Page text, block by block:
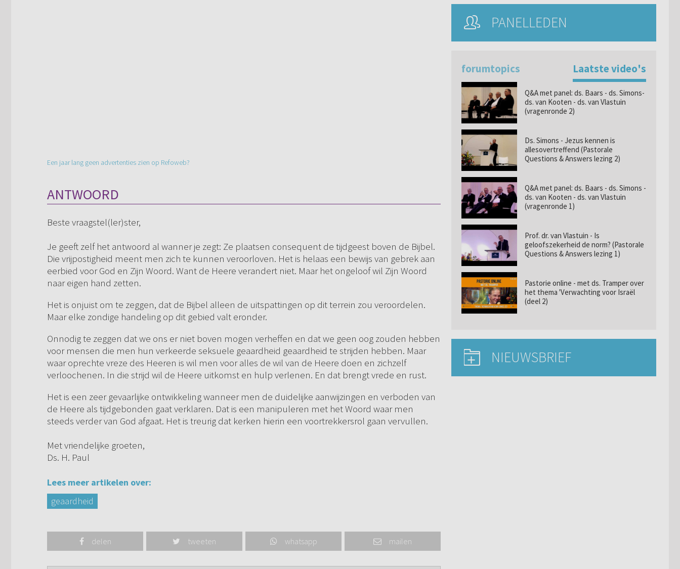
Een jaar lang geen advertenties zien op Refoweb?
ANTWOORD
Beste vraagstel(ler)ster,
Je geeft zelf het antwoord al wanner je zegt: Ze plaatsen consequent de tijdgeest boven de Bijbel.
Die vrijpostigheid meent men zich te kunnen veroorloven. Het is helaas een bewijs van gebrek aan
eerbied voor God en Zijn Woord. Want de Heere verandert niet. Maar het ongeloof wil Zijn Woord
naar eigen hand zetten.
Het is onjuist om te zeggen, dat de Bijbel alleen de uitspattingen op dit terrein zou veroordelen.
Maar elke zondige handeling op dit gebied valt eronder.
Onnodig te zeggen dat we ons er niet boven mogen verheffen en dat we geen oog zouden hebben
voor mensen die men hun verkeerde seksuele geaardheid geaardheid te strijden hebben. Maar
waar oprechte vreze des Heeren is wil men voor alles de wil van de Heere doen en zichzelf
verloochenen. In die strijd wil de Heere uitkomst en hulp verlenen. En dat brengt vrede en rust.
Het is een zeer gevaarlijke ontwikkeling wanneer men de duidelijke aanwijzingen en verboden van
de Heere als tijdgebonden gaat verklaren. Dat is een manipuleren met het Woord waar men
steeds verder van God afgaat. Het is treurig dat kerken hierin een voortrekkersrol gaan vervullen.
Met vriendelijke groeten,
Ds. H. Paul
Lees meer artikelen over:
geaardheid
delen tweeten whatsapp mailen
PANELLEDEN
forumtopics Laatste video's
Q&A met panel: ds. Baars - ds. Simons-
ds. van Kooten - ds. van Vlastuin
(vragenronde 2)
Ds. Simons - Jezus kennen is
allesovertreffend (Pastorale
Questions & Answers lezing 2)
Q&A met panel: ds. Baars - ds. Simons -
ds. van Kooten - ds. van Vlastuin
(vragenronde 1)
Prof. dr. van Vlastuin - Is
geloofszekerheid de norm? (Pastorale
Questions & Answers lezing 1)
Pastorie online - met ds. Tramper over
het thema 'Verwachting voor Israël
(deel 2)
NIEUWSBRIEF